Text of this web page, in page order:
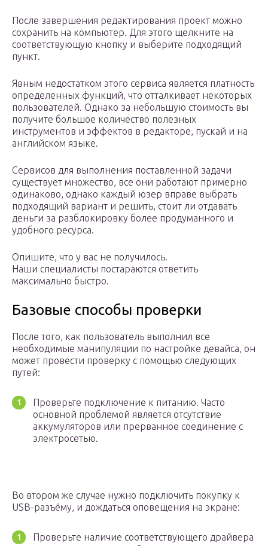
После завершения редактирования проект можно
сохранить на компьютер. Для этого щелкните на
соответствующую кнопку и выберите подходящий
пункт.
Явным недостатком этого сервиса является платность
определенных функций, что отталкивает некоторых
пользователей. Однако за небольшую стоимость вы
получите большое количество полезных
инструментов и эффектов в редакторе, пускай и на
английском языке.
Сервисов для выполнения поставленной задачи
существует множество, все они работают примерно
одинаково, однако каждый юзер вправе выбрать
подходящий вариант и решить, стоит ли отдавать
деньги за разблокировку более продуманного и
удобного ресурса.
Опишите, что у вас не получилось.
Наши специалисты постараются ответить
максимально быстро.
Базовые способы проверки
После того, как пользователь выполнил все
необходимые манипуляции по настройке девайса, он
может провести проверку с помощью следующих
путей:
Проверьте подключение к питанию. Часто
основной проблемой является отсутствие
аккумуляторов или прерванное соединение с
электросетью.
Во втором же случае нужно подключить покупку к
USB-разъёму, и дождаться оповещения на экране:
Проверьте наличие соответствующего драйвера